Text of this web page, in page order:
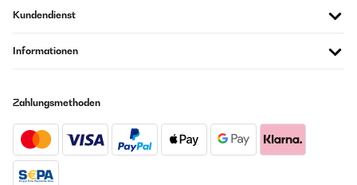
Amazon Benutzer – Bewertung durch Chal-Tec GmbH nicht
eigenständig überprüft
Kundendienst
Informationen
Zahlungsmethoden